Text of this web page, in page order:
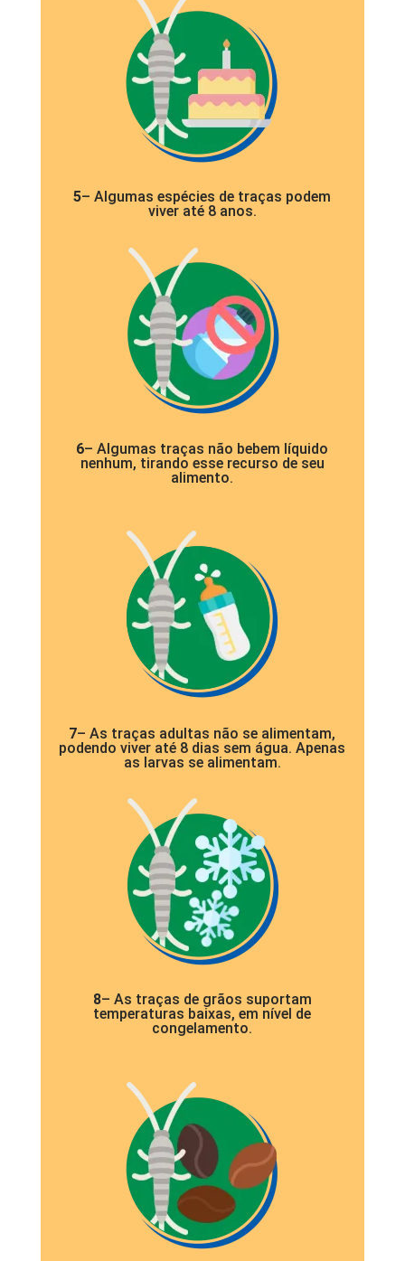
5– Algumas espécies de traças podem
viver até 8 anos.
6– Algumas traças não bebem líquido
nenhum, tirando esse recurso de seu
alimento.
7– As traças adultas não se alimentam,
podendo viver até 8 dias sem água. Apenas
as larvas se alimentam.
8– As traças de grãos suportam
temperaturas baixas, em nível de
congelamento.